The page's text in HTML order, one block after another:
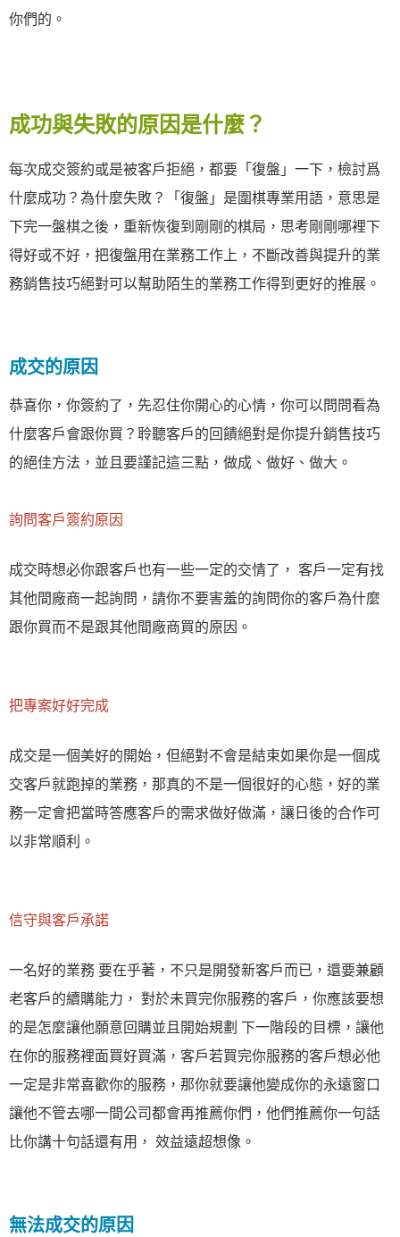
你們的。
成功與失敗的原因是什麼？
每次成交簽約或是被客戶拒絕，都要「復盤」一下，檢討爲
什麼成功？為什麼失敗？「復盤」是圍棋專業用語，意思是
下完一盤棋之後，重新恢復到剛剛的棋局，思考剛剛哪裡下
得好或不好，把復盤用在業務工作上，不斷改善與提升的業
務銷售技巧絕對可以幫助陌生的業務工作得到更好的推展。
成交的原因
恭喜你，你簽約了，先忍住你開心的心情，你可以問問看為
什麼客戶會跟你買？聆聽客戶的回饋絕對是你提升銷售技巧
的絕佳方法，並且要謹記這三點，做成、做好、做大。
詢問客戶簽約原因
成交時想必你跟客戶也有一些一定的交情了， 客戶一定有找
其他間廠商一起詢問，請你不要害羞的詢問你的客戶為什麼
跟你買而不是跟其他間廠商買的原因。
把專案好好完成
成交是一個美好的開始，但絕對不會是結束如果你是一個成
交客戶就跑掉的業務，那真的不是一個很好的心態，好的業
務一定會把當時答應客戶的需求做好做滿，讓日後的合作可
以非常順利。
信守與客戶承諾
一名好的業務 要在乎著，不只是開發新客戶而已，還要兼顧
老客戶的續購能力， 對於未買完你服務的客戶，你應該要想
的是怎麼讓他願意回購並且開始規劃 下一階段的目標，讓他
在你的服務裡面買好買滿，客戶若買完你服務的客戶想必他
一定是非常喜歡你的服務，那你就要讓他變成你的永遠窗口
讓他不管去哪一間公司都會再推薦你們，他們推薦你一句話
比你講十句話還有用， 效益遠超想像。
無法成交的原因